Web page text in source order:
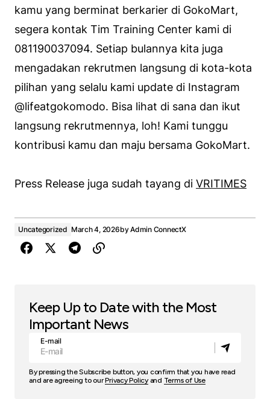
kamu yang berminat berkarier di GokoMart,
segera kontak Tim Training Center kami di
081190037094. Setiap bulannya kita juga
mengadakan rekrutmen langsung di kota-kota
pilihan yang selalu kami update di Instagram
@lifeatgokomodo. Bisa lihat di sana dan ikut
langsung rekrutmennya, loh! Kami tunggu
kontribusi kamu dan maju bersama GokoMart.
Press Release juga sudah tayang di VRITIMES
Uncategorized March 4, 2026byAdmin ConnectX
Keep Up to Date with the Most
Important News
E-mail
By pressing the Subscribe button, you confirm that you have read
and are agreeing to ourPrivacy Policyand Terms of Use